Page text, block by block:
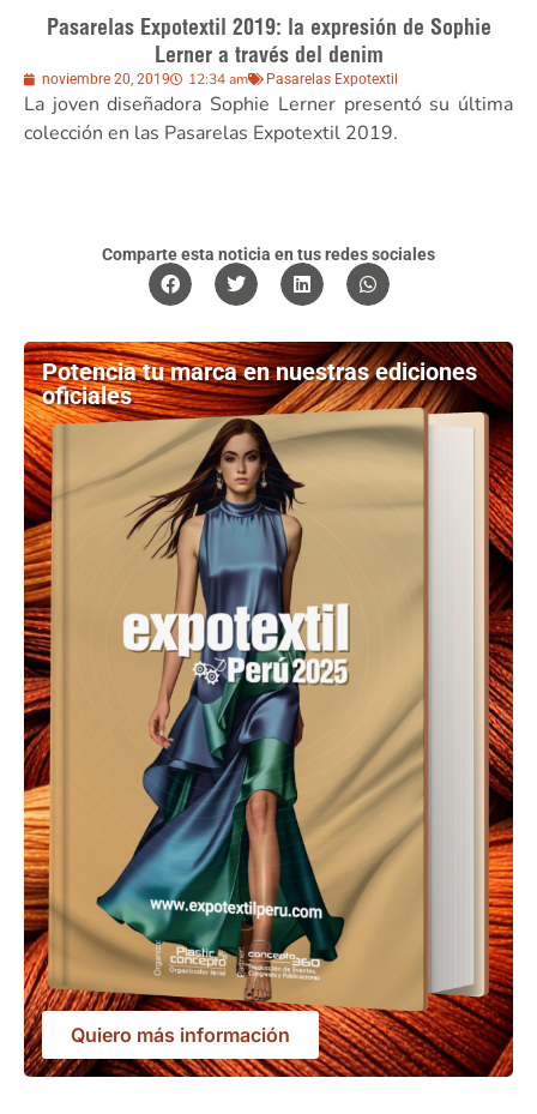
Pasarelas Expotextil 2019: la expresión de Sophie
Lerner a través del denim
noviembre 20, 2019 12:34 am Pasarelas Expotextil
La joven diseñadora Sophie Lerner presentó su última
colección en las Pasarelas Expotextil 2019.
Comparte esta noticia en tus redes sociales
Potencia tu marca en nuestras ediciones
oficiales
Quiero más información